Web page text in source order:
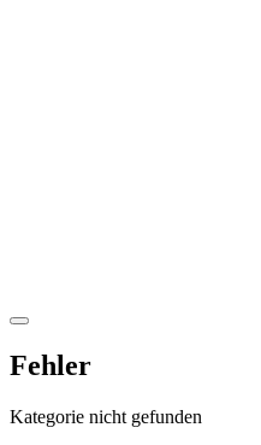
Fehler
Kategorie nicht gefunden